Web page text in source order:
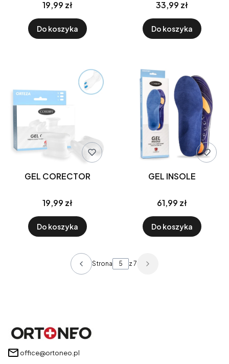
19,99 zł
Do koszyka
33,99 zł
Do koszyka
GEL CORECTOR
19,99 zł
Do koszyka
GEL INSOLE
61,99 zł
Do koszyka
Strona z 7
office@ortoneo.pl